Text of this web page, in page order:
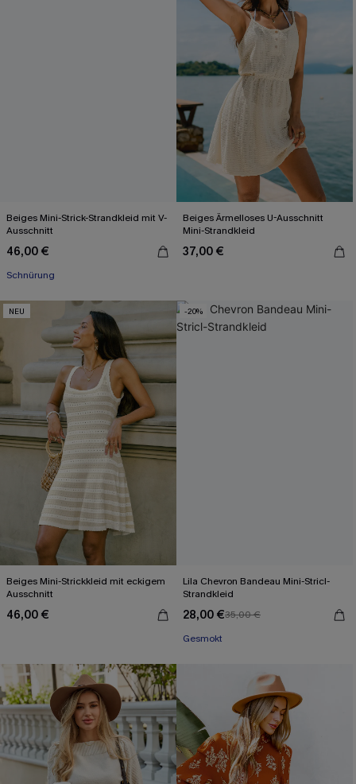
Beiges Mini-Strick-Strandkleid mit V-
Ausschnitt
46,00 €
Schnürung
Beiges Ärmelloses U-Ausschnitt
Mini-Strandkleid
37,00 €
NEU
Beiges Mini-Strickkleid mit eckigem
Ausschnitt
46,00 €
-20%
Lila Chevron Bandeau Mini-Stricl-
Strandkleid
28,00 €35,00 €
Gesmokt